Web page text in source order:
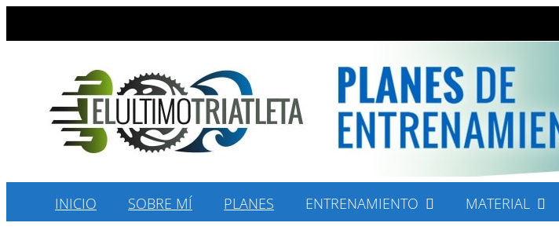
INICIO SOBRE MÍ PLANES ENTRENAMIENTO MATERIAL